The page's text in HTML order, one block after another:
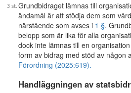
Grundbidraget lämnas till
ändamål är att stödja dem som
närstående som avses i 1 §.
belopp som är lika för alla
dock inte lämnas till en
form av bidrag med stöd av någon
Förordning (2025:619).
Handläggningen av